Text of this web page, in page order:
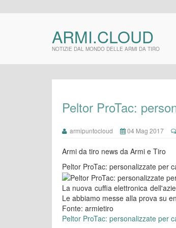
ARMI.CLOUD
NOTIZIE DAL MONDO DELLE ARMI DA TIRO
Peltor ProTac:
armipuntocloud 04 Mag 2017
Armi da tiro news da Armi e Tiro
Peltor ProTac: personalizzate per
La nuova cuffia elettronica
Le abbiamo messe alla prova su
Fonte: armietiro
Peltor ProTac: personalizzate per